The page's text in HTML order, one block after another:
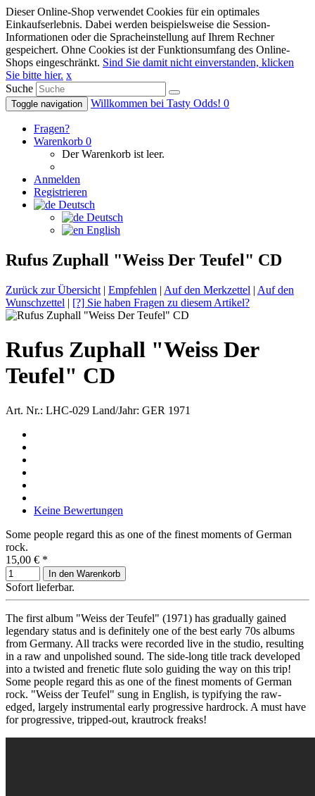
Dieser Online-Shop verwendet Cookies für ein optimales
Einkaufserlebnis. Dabei werden beispielsweise die Session-
Informationen oder die Spracheinstellung auf Ihrem Rechner
gespeichert. Ohne Cookies ist der Funktionsumfang des Online-
Shops eingeschränkt. Sind Sie damit nicht einverstanden, klicken
Sie bitte hier. x
Suche
Toggle navigation Willkommen bei Tasty Odds! 0
Fragen?
Warenkorb 0
Der Warenkorb ist leer.
Anmelden
Registrieren
Deutsch
Deutsch
English
Rufus Zuphall "Weiss Der Teufel" CD
Zurück zur Übersicht | Empfehlen | Auf den Merkzettel | Auf den
Wunschzettel | [?] Sie haben Fragen zu diesem Artikel?
Rufus Zuphall "Weiss Der
Teufel" CD
Art. Nr.: LHC-029 Land/Jahr: GER 1971
Keine Bewertungen
Some people regard this as one of the finest moments of German
rock.
15,00 € *
In den Warenkorb
Sofort lieferbar.
The first album "Weiss der Teufel" (1971) has gradually gained
legendary status and is definitely one of the best early 70s albums
from Germany. All tracks were recorded live in the studio, resulting
in a raw and unpolished sound. The side-long title track developed
into a twisted and frenetic flute solo guiding the way on this trip!
Some people regard this as one of the finest moments of German
rock. "Weiss der Teufel" sung in English, is typifying the raw-
edged, largely instrumental early progressive hardrock. A must have
for progressive, tripped-out, krautrock freaks!